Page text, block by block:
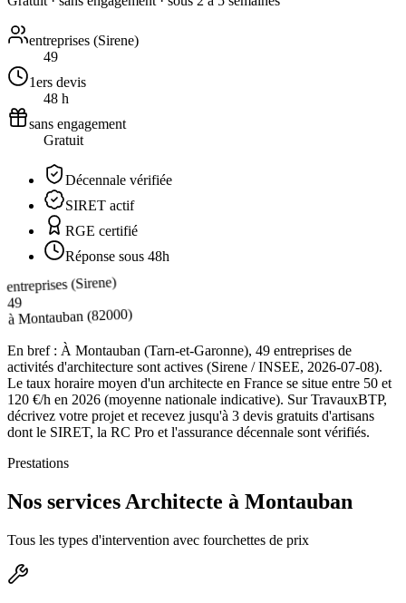
entreprises (Sirene)
49
1ers devis
48 h
sans engagement
Gratuit
Décennale vérifiée
SIRET actif
RGE certifié
Réponse sous 48h
entreprises (Sirene)
49
àMontauban(82000)
En bref : À Montauban (Tarn-et-Garonne), 49 entreprises de
activités d'architecture sont actives (Sirene / INSEE, 2026-07-08).
Le taux horaire moyen d'un architecte en France se situe entre 50 et
120 €/h en 2026 (moyenne nationale indicative). Sur TravauxBTP,
décrivez votre projet et recevez jusqu'à 3 devis gratuits d'artisans
dont le SIRET, la RC Pro et l'assurance décennale sont vérifiés.
Prestations
Nos services Architecte à Montauban
Tous les types d'intervention avec fourchettes de prix